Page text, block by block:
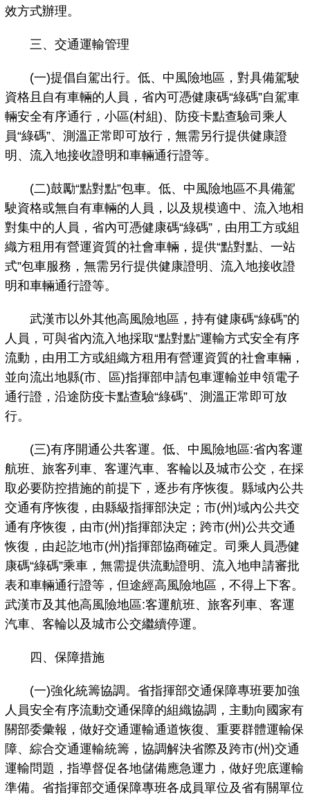
效方式辦理。
三、交通運輸管理
(一)提倡自駕出行。低、中風險地區，對具備駕駛
資格且自有車輛的人員，省內可憑健康碼“綠碼”自駕車
輛安全有序通行，小區(村組)、防疫卡點查驗司乘人
員“綠碼”、測溫正常即可放行，無需另行提供健康證
明、流入地接收證明和車輛通行證等。
(二)鼓勵“點對點”包車。低、中風險地區不具備駕
駛資格或無自有車輛的人員，以及規模適中、流入地相
對集中的人員，省內可憑健康碼“綠碼”，由用工方或組
織方租用有營運資質的社會車輛，提供“點對點、一站
式”包車服務，無需另行提供健康證明、流入地接收證
明和車輛通行證等。
武漢市以外其他高風險地區，持有健康碼“綠碼”的
人員，可與省內流入地採取“點對點”運輸方式安全有序
流動，由用工方或組織方租用有營運資質的社會車輛，
並向流出地縣(市、區)指揮部申請包車運輸並申領電子
通行證，沿途防疫卡點查驗“綠碼”、測溫正常即可放
行。
(三)有序開通公共客運。低、中風險地區:省內客運
航班、旅客列車、客運汽車、客輪以及城市公交，在採
取必要防控措施的前提下，逐步有序恢復。縣域內公共
交通有序恢復，由縣級指揮部決定；市(州)域內公共交
通有序恢復，由市(州)指揮部決定；跨市(州)公共交通
恢復，由起訖地市(州)指揮部協商確定。司乘人員憑健
康碼“綠碼”乘車，無需提供流動證明、流入地申請審批
表和車輛通行證等，但途經高風險地區，不得上下客。
武漢市及其他高風險地區:客運航班、旅客列車、客運
汽車、客輪以及城市公交繼續停運。
四、保障措施
(一)強化統籌協調。省指揮部交通保障專班要加強
人員安全有序流動交通保障的組織協調，主動向國家有
關部委彙報，做好交通運輸通道恢復、重要群體運輸保
障、綜合交通運輸統籌，協調解決省際及跨市(州)交通
運輸問題，指導督促各地儲備應急運力，做好兜底運輸
準備。省指揮部交通保障專班各成員單位及省有關單位